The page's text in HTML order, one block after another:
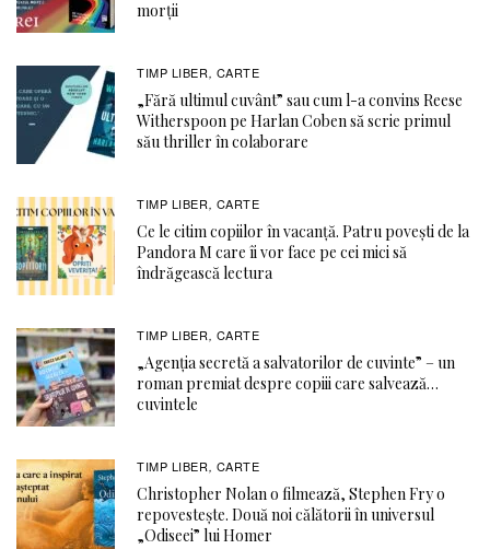
morții
TIMP LIBER, CARTE
„Fără ultimul cuvânt” sau cum l-a convins Reese
Witherspoon pe Harlan Coben să scrie primul
său thriller în colaborare
TIMP LIBER, CARTE
Ce le citim copiilor în vacanță. Patru povești de la
Pandora M care îi vor face pe cei mici să
îndrăgească lectura
TIMP LIBER, CARTE
„Agenția secretă a salvatorilor de cuvinte” – un
roman premiat despre copiii care salvează…
cuvintele
TIMP LIBER, CARTE
Christopher Nolan o filmează, Stephen Fry o
repovestește. Două noi călătorii în universul
„Odiseei” lui Homer